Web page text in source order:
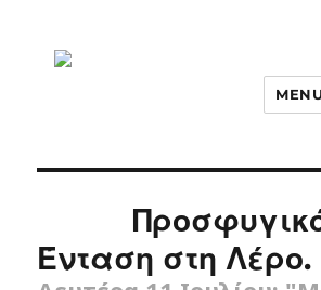
Ένταση στη Λέρο.